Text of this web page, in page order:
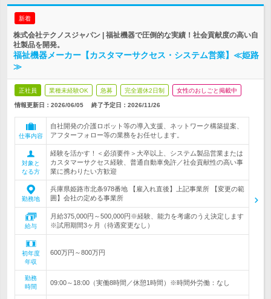
新着
株式会社テクノスジャパン | 福祉機器で圧倒的な実績！社会貢献度の高い自
社製品を開発。
福祉機器メーカー【カスタマーサクセス・システム営業】≪姫路
≫
正社員 業種未経験OK 急募 完全週休2日制 女性のおしごと掲載中
情報更新日：2026/06/05 終了予定日： 2026/11/26
仕事内容
自社開発の介護ロボット等の導入支援、ネットワーク構築提案、
アフターフォロー等の業務をお任せします。
対象と
なる方
経験を活かす！＜必須要件＞大卒以上、システム製品営業または
カスタマーサクセス経験、普通自動車免許／社会貢献性の高い事
業に携わりたい方歓迎
勤務地
兵庫県姫路市北条978番地 【雇入れ直後】上記事業所 【変更の範
囲】会社の定める事業所
給与
月給375,000円～500,000円※経験、能力を考慮のうえ決定します
※試用期間3ヶ月（待遇変更なし）
初年度
年収
600万円～800万円
勤務
時間
09:00～18:00（実働8時間／休憩1時間）※時間外労働：なし